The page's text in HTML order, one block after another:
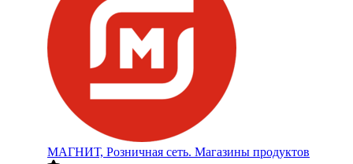
МАГНИТ, Розничная сеть. Магазины продуктов